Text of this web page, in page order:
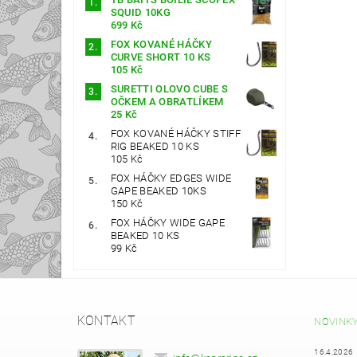
SQUID 10KG
699 Kč
FOX KOVANÉ HÁČKY
CURVE SHORT 10 KS
105 Kč
SURETTI OLOVO CUBE S
OČKEM A OBRATLÍKEM
25 Kč
FOX KOVANÉ HÁČKY STIFF
RIG BEAKED 10 KS
105 Kč
FOX HÁČKY EDGES WIDE
GAPE BEAKED 10KS
150 Kč
FOX HÁČKY WIDE GAPE
BEAKED 10 KS
99 Kč
KONTAKT
16.4.2026